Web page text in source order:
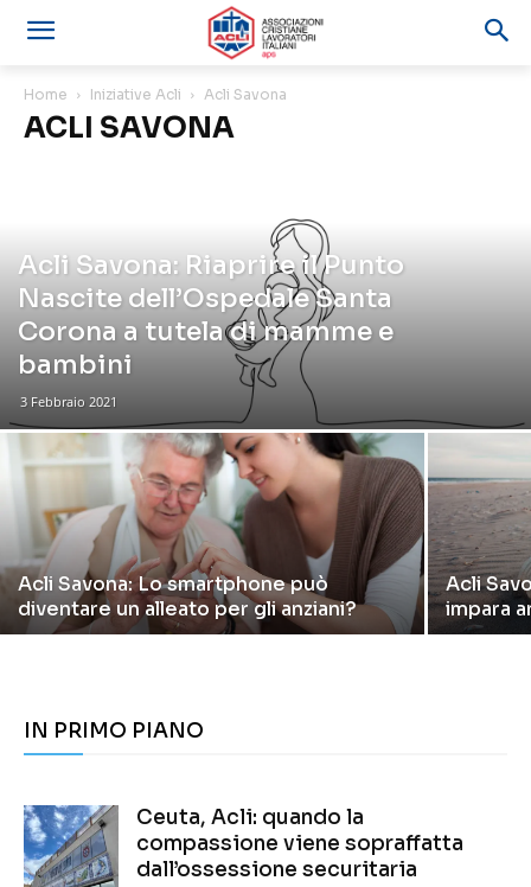
Home Iniziative Acli Acli Savona
ACLI SAVONA
Acli Savona: Riaprire il Punto
Nascite dell’Ospedale Santa
Corona a tutela di mamme e
bambini
3 Febbraio 2021
Acli Savona: Lo smartphone può
diventare un alleato per gli anziani?
Acli
impara
IN PRIMO PIANO
Ceuta, Acli: quando la
compassione viene sopraffatta
dall’ossessione securitaria